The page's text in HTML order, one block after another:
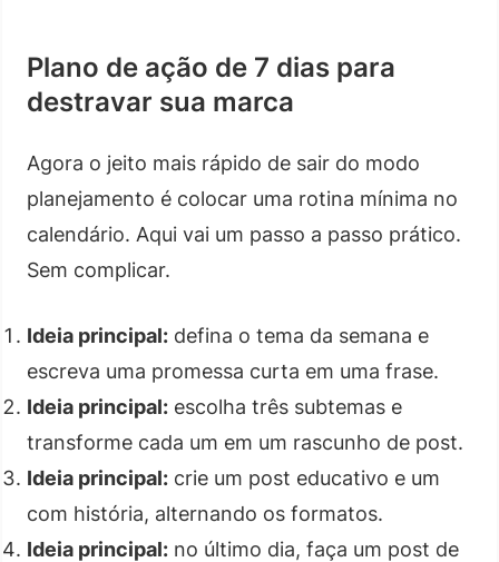
Plano de ação de 7 dias para
destravar sua marca
Agora o jeito mais rápido de sair do modo
planejamento é colocar uma rotina mínima no
calendário. Aqui vai um passo a passo prático.
Sem complicar.
Ideia principal: defina o tema da semana e
escreva uma promessa curta em uma frase.
Ideia principal: escolha três subtemas e
transforme cada um em um rascunho de post.
Ideia principal: crie um post educativo e um
com história, alternando os formatos.
Ideia principal: no último dia, faça um post de